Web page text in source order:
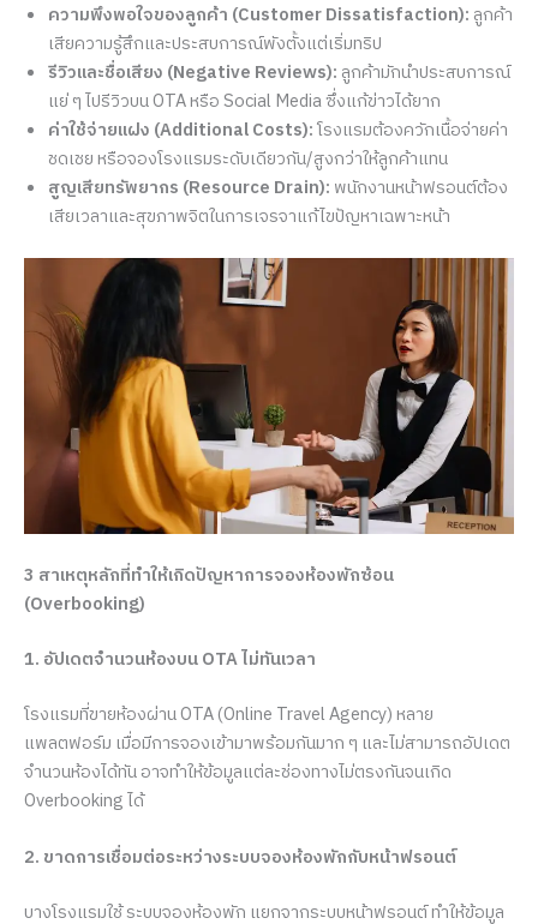
ความพึงพอใจของลูกค้า (Customer Dissatisfaction): ลูกค้า
เสียความรู้สึกและประสบการณ์พังตั้งแต่เริ่มทริป
รีวิวและชื่อเสียง (Negative Reviews): ลูกค้ามักนำประสบการณ์
แย่ ๆ ไปรีวิวบน OTA หรือ Social Media ซึ่งแก้ข่าวได้ยาก
ค่าใช้จ่ายแฝง (Additional Costs):โรงแรมต้องควักเนื้อจ่ายค่า
ชดเชย หรือจองโรงแรมระดับเดียวกัน/สูงกว่าให้ลูกค้าแทน
สูญเสียทรัพยากร (Resource Drain): พนักงานหน้าฟรอนต์ต้อง
เสียเวลาและสุขภาพจิตในการเจรจาแก้ไขปัญหาเฉพาะหน้า
3 สาเหตุหลักที่ทำให้เกิดปัญหาการจองห้องพักซ้อน
(Overbooking)
1. อัปเดตจำนวนห้องบน OTA ไม่ทันเวลา
โรงแรมที่ขายห้องผ่าน OTA (Online Travel Agency) หลาย
แพลตฟอร์ม เมื่อมีการจองเข้ามาพร้อมกันมาก ๆ และไม่สามารถอัปเดต
จำนวนห้องได้ทัน อาจทำให้ข้อมูลแต่ละช่องทางไม่ตรงกันจนเกิด
Overbooking ได้
2. ขาดการเชื่อมต่อระหว่างระบบจองห้องพักกับหน้าฟรอนต์
บางโรงแรมใช้ ระบบจองห้องพัก แยกจากระบบหน้าฟรอนต์ ทำให้ข้อมูล